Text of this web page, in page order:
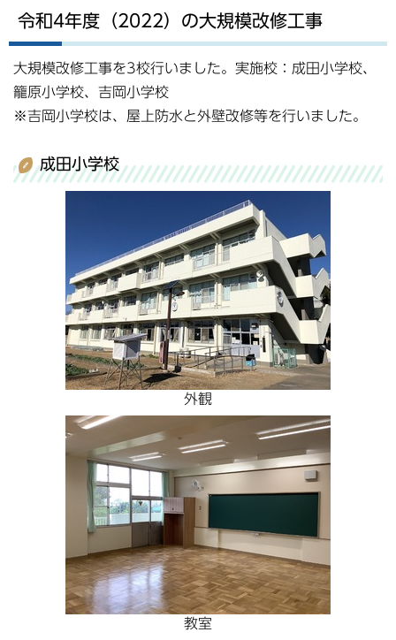
令和4年度（2022）の大規模改修工事
大規模改修工事を3校行いました。実施校：成田小学校、
籠原小学校、吉岡小学校
※吉岡小学校は、屋上防水と外壁改修等を行いました。
成田小学校
外観
教室